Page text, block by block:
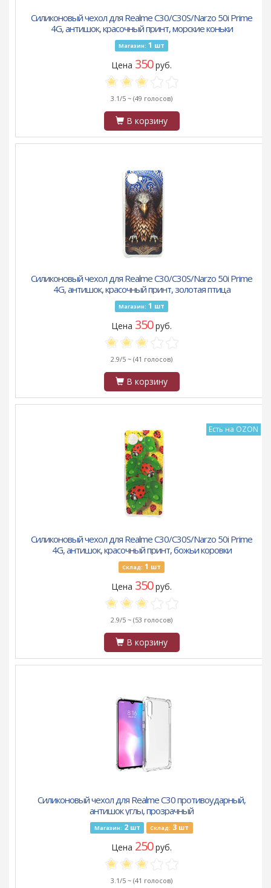
Силиконовый чехол для Realme C30/C30S/Narzo 50i Prime
4G, антишок, красочный принт, морские коньки
Магазин: 1 шт
Цена 350руб.
3.1/5 ~ (49 голосов)
В корзину
Силиконовый чехол для Realme C30/C30S/Narzo 50i Prime
4G, антишок, красочный принт, золотая птица
Магазин: 1 шт
Цена 350руб.
2.9/5 ~ (41 голосов)
В корзину
Есть на OZON
Силиконовый чехол для Realme C30/C30S/Narzo 50i Prime
4G, антишок, красочный принт, божьи коровки
Склад: 1 шт
Цена 350руб.
2.9/5 ~ (53 голосов)
В корзину
Силиконовый чехол для Realme C30 противоударный,
антишок углы, прозрачный
Магазин: 2шт Склад: 3 шт
Цена 250руб.
3.1/5 ~ (41 голосов)